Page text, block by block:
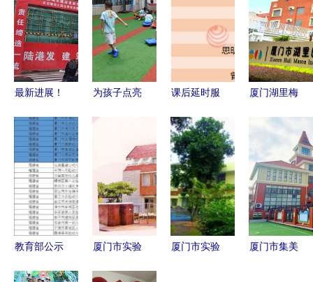
最新进展！
儿园主体结
构正式封顶
为孩子点亮
沧实验幼儿
园与厦门市
实验幼儿园
共育成长记
课后延时服
台 厦门市
228所小学
幼儿园全面
启动（附名
单）
厦门湖里梅
厦门市实验
幼儿园全方
位解析
教育部公示
厦门市实验
厦门市实验
厦门市集美